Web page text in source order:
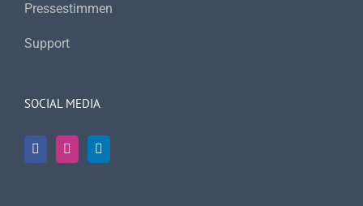
Pressestimmen
Support
SOCIAL MEDIA